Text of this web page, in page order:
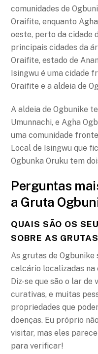
comunidades de
Oraifite, enquanto
oeste, perto da cidade
principais cidades da
Oraifite, estado de
Isingwu é uma cidade
Oraifite e a aldeia de
A aldeia de Ogbunike
Umunnachi, e Agha
uma comunidade
Local de Isingwu que
Ogbunka Oruku tem
Perguntas
a Gruta
QUAIS SÃO OS
SOBRE AS
As grutas de Ogbunike
calcário localizadas na
Diz-se que são o lar
curativas, e muitas
propriedades que
doenças. Eu próprio
visitar, mas eles
para verificar!